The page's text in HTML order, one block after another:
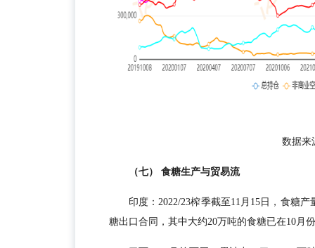
数据来
（七） 食糖生产与贸易流
印度：2022/23榨季截至11月15日，食糖
糖出口合同，其中大约20万吨的食糖已在10月